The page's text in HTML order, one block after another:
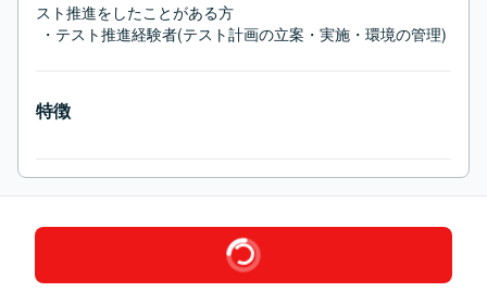
スト推進をしたことがある方
・テスト推進経験者(テスト計画の立案・実施・環境の管理)
特徴